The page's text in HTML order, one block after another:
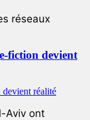
réseaux
fiction devient
Aviv ont